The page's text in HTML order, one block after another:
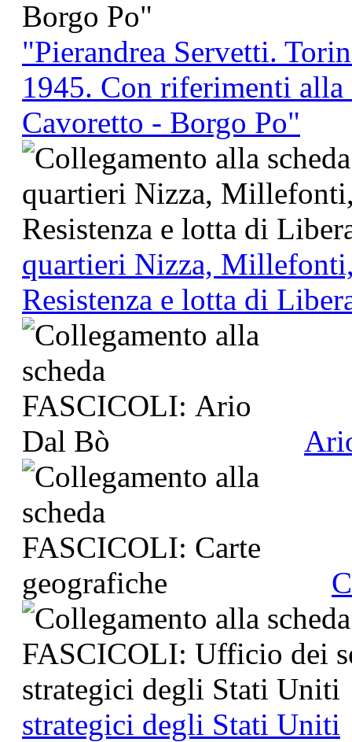
"Pierandrea Servetti.
1945. Con riferimenti
Cavoretto - Borgo Po"
quartieri Nizza,
Resistenza e lotta di
strategici degli Stati Uniti